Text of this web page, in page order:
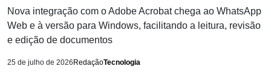
Nova integração com o Adobe Acrobat chega ao WhatsApp
Web e à versão para Windows, facilitando a leitura, revisão
e edição de documentos
25 de julho de 2026 RedaçãoTecnologia